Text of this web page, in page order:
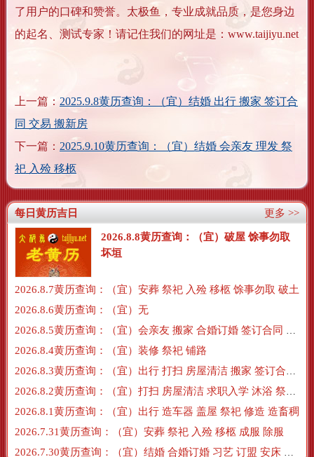
了用户的口碑和赞誉。太极鱼，专业成就品质，是您身边
的起名、测试专家！请记住我们的网址是：www.taijiyu.net
上一篇： 2025.9.8黄历查询：（宜）结婚 出行 搬家 签订合
同 交易 搬新房
下一篇： 2025.9.10黄历查询：（宜）结婚 会亲友 理发 祭
祀 入殓 移柩
更多 >>
每日黄历吉日
2026.8.8黄历查询：（宜）破屋 馀事勿取
坏垣
2026.8.7黄历查询：（宜）安葬 祭祀 入殓 移柩 馀事勿取 破土
2026.8.6黄历查询：（宜）无
2026.8.5黄历查询：（宜）会亲友 搬家 合婚订婚 签订合同 搬新房 订盟
2026.8.4黄历查询：（宜）装修 祭祀 铺路
2026.8.3黄历查询：（宜）出行 打扫 房屋清洁 搬家 签订合同 交易
2026.8.2黄历查询：（宜）打扫 房屋清洁 求职入学 沐浴 祭祀 牧养
2026.8.1黄历查询：（宜）出行 造车器 盖屋 祭祀 修造 造畜稠
2026.7.31黄历查询：（宜）安葬 祭祀 入殓 移柩 成服 除服
2026.7.30黄历查询：（宜）结婚 合婚订婚 习艺 订盟 安床 沐浴